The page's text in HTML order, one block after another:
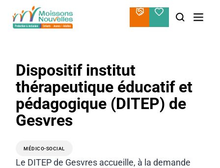
contenu
Dispositif institut
thérapeutique éducatif et
pédagogique (DITEP) de
Gesvres
MÉDICO-SOCIAL
Le DITEP de Gesvres accueille, à la demande